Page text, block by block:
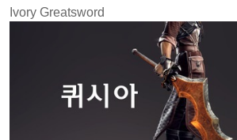
Ivory Greatsword